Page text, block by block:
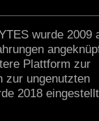
wurde 2009
Plattform zur
zur ungenutzten
2018